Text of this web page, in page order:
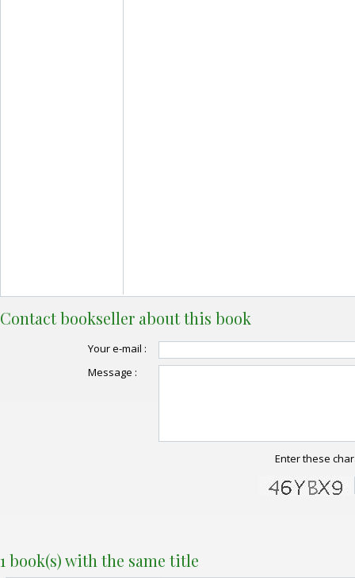
Contact bookseller about this book
Your e-mail :
Message :
Enter these
1 book(s) with the same title